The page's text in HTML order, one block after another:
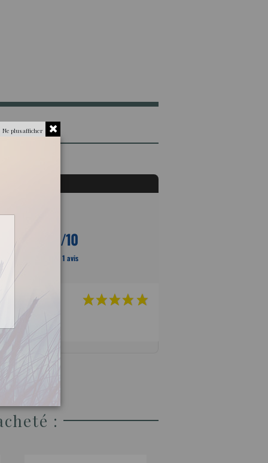
/10
Basé sur 1 avis
:
Ne plus afficher